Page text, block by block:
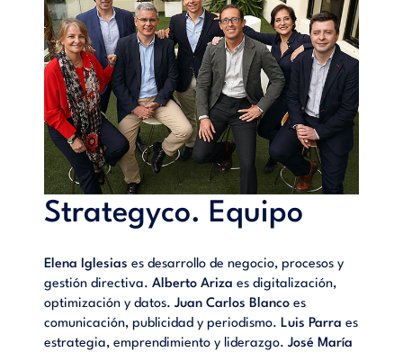
Strategyco. Equipo
Elena Iglesias es desarrollo de negocio, procesos y
gestión directiva.Alberto Ariza es digitalización,
optimización y datos.Juan Carlos Blanco es
comunicación, publicidad y periodismo.Luis Parra es
estrategia, emprendimiento y liderazgo.José María